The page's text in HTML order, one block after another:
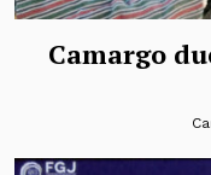
Camargo